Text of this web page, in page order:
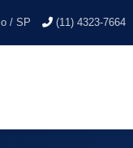
/ SP (11) 4323-7664